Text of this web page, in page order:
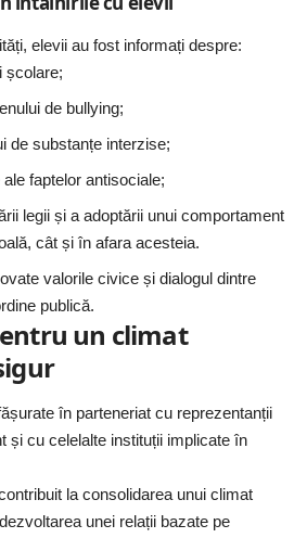
elevii au fost informați despre:
școlare;
de bullying;
de substanțe interzise;
faptelor antisociale;
legii și a adoptării unui comportament
cât și în afara acesteia.
valorile civice și dialogul dintre
publică.
un climat
în parteneriat cu reprezentanții
și cu celelalte instituții implicate în
la consolidarea unui climat
unei relații bazate pe